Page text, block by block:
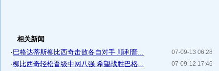
相关新闻
07-09-13 06:28
·巴格达蒂斯柳比西奇击败各自对手 顺利晋...
07-09-12 17:46
·柳比西奇轻松晋级中网八强 希望战胜巴格...